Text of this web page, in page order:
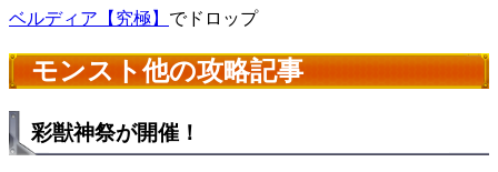
ベルディア【究極】 でドロップ
モンスト他の攻略記事
彩獣神祭が開催！